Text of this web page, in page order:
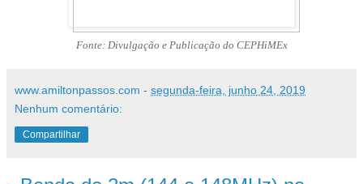
Fonte: Divulgação e Publicação do CEPHiMEx
www.amiltonpassos.com - segunda-feira, junho 24, 2019
Nenhum comentário:
Compartilhar